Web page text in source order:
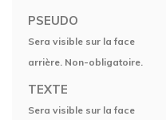
PSEUDO
Sera visible sur la face
arrière. Non-obligatoire.
TEXTE
Sera visible sur la face